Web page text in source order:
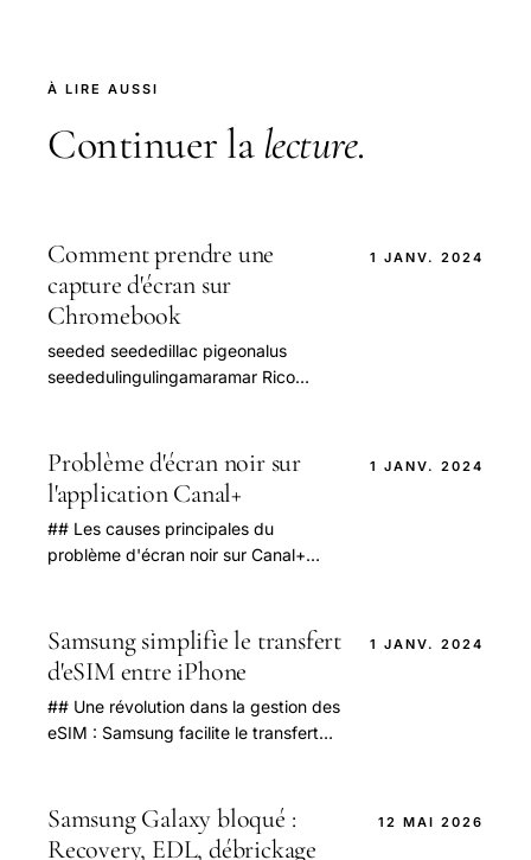
À LIRE AUSSI
Continuer la lecture.
Comment prendre une
capture d'écran sur
Chromebook
seeded seededillac pigeonalus
seededulingulingamaramar Rico
pigeonulinguling.boot seededppe/cs
seeded840.
1 JANV. 2024
Problème d'écran noir sur
l'application Canal+
## Les causes principales du
problème d'écran noir sur Canal+
utilisateurs de téléviseurs.
1 JANV. 2024
Samsung simplifie le transfert
d'eSIM entre iPhone
## Une révolution dans la gestion des
eSIM : Samsung facilite le transfert
nouvelle.
1 JANV. 2024
Samsung Galaxy bloqué :
Recovery, EDL, débrickage
12 MAI 2026